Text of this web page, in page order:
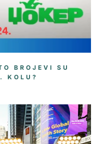
BROJEVI SU
KOLU?